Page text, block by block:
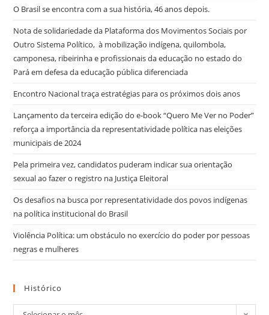
O Brasil se encontra com a sua história, 46 anos depois.
Nota de solidariedade da Plataforma dos Movimentos Sociais por
Outro Sistema Político, à mobilização indígena, quilombola,
camponesa, ribeirinha e profissionais da educação no estado do
Pará em defesa da educação pública diferenciada
Encontro Nacional traça estratégias para os próximos dois anos
Lançamento da terceira edição do e-book “Quero Me Ver no Poder”
reforça a importância da representatividade política nas eleições
municipais de 2024
Pela primeira vez, candidatos puderam indicar sua orientação
sexual ao fazer o registro na Justiça Eleitoral
Os desafios na busca por representatividade dos povos indígenas
na política institucional do Brasil
Violência Política: um obstáculo no exercício do poder por pessoas
negras e mulheres
Histórico